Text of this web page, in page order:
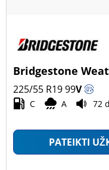
Bridgestone
225/55 R1999V
C A 72
PATEIKTI